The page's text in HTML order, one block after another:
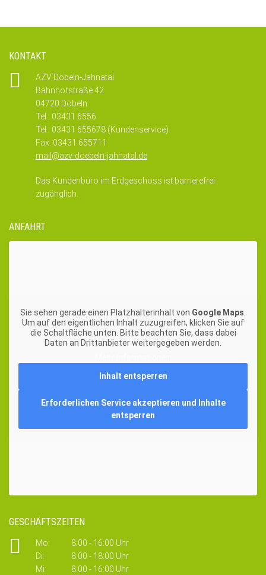
KONTAKT
AZV Döbeln-Jahnatal
Bahnhofstraße 42
04720 Döbeln
Tel.: 03431 6556
Tel.: 03431 655678 (Kundenservice)
Fax: 03431 655711
mail@azv-doebeln-jahnatal.de
Das Kundenbüro im Erdgeschoss ist barrierefrei
zugänglich.
ANFAHRT
Sie sehen gerade einen Platzhalterinhalt von Google Maps
Um auf den eigentlichen Inhalt zuzugreifen, klicken Sie auf
die Schaltfläche unten. Bitte beachten Sie, dass dabei
Daten an Drittanbieter weitergegeben werden.
Inhalt entsperren
Erforderlichen Service akzeptieren und Inhalte
entsperren
GESCHÄFTSZEITEN
Mo:
8:00 - 16:00 Uhr
Di:
8:00 - 18:00 Uhr
Mi:
8:00 - 16:00 Uhr